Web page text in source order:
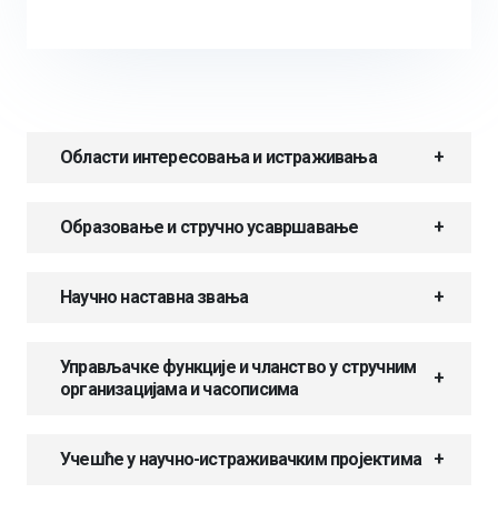
Области интересовања и истраживања
Образовање и стручно усавршавање
Научно наставна звања
Управљачке функције и чланство у стручним
организацијама и часописима
Учешће у научно-истраживачким пројектима